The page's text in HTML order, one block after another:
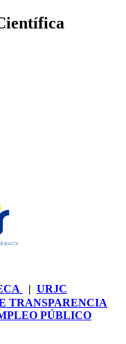
| URJC
TRANSPARENCIA
PÚBLICO